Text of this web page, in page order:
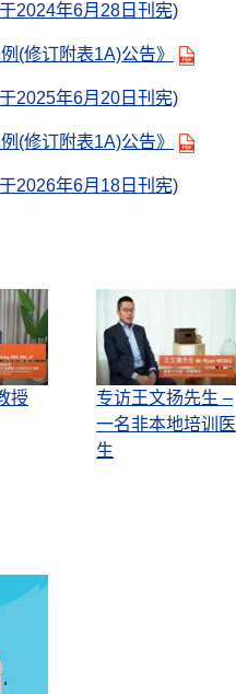
2024年6月28日刊宪)
(修订附表1A)公告》
2025年6月20日刊宪)
(修订附表1A)公告》
2026年6月18日刊宪)
授
专访王文扬先生 –
一名非本地培训医
生